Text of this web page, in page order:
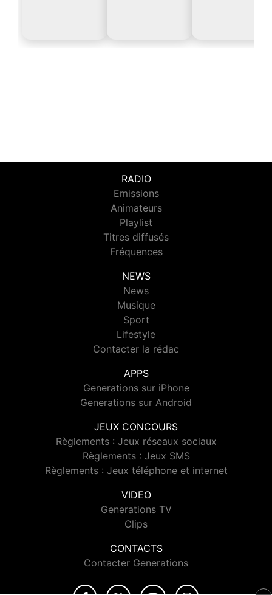
RADIO
Emissions
Animateurs
Playlist
Titres diffusés
Fréquences
NEWS
News
Musique
Sport
Lifestyle
Contacter la rédac
APPS
Generations sur iPhone
Generations sur Android
JEUX CONCOURS
Règlements : Jeux réseaux sociaux
Règlements : Jeux SMS
Règlements : Jeux téléphone et internet
VIDEO
Generations TV
Clips
CONTACTS
Contacter Generations